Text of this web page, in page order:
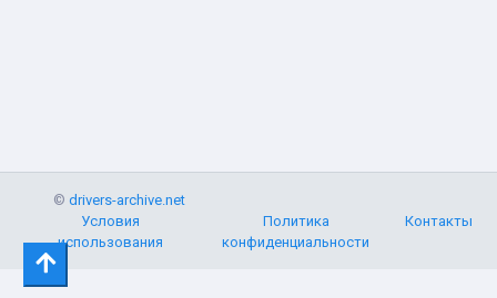
©drivers-archive.net
Условия
использования
Политика
конфиденциальности
Контакты